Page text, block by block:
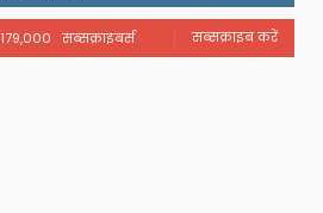
179,000 सब्सक्राइबर्स सब्सक्राइब करें